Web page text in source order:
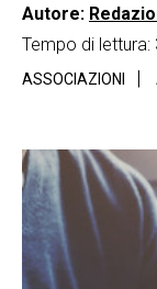
Autore:
Tempo di lettura:
ASSOCIAZIONI